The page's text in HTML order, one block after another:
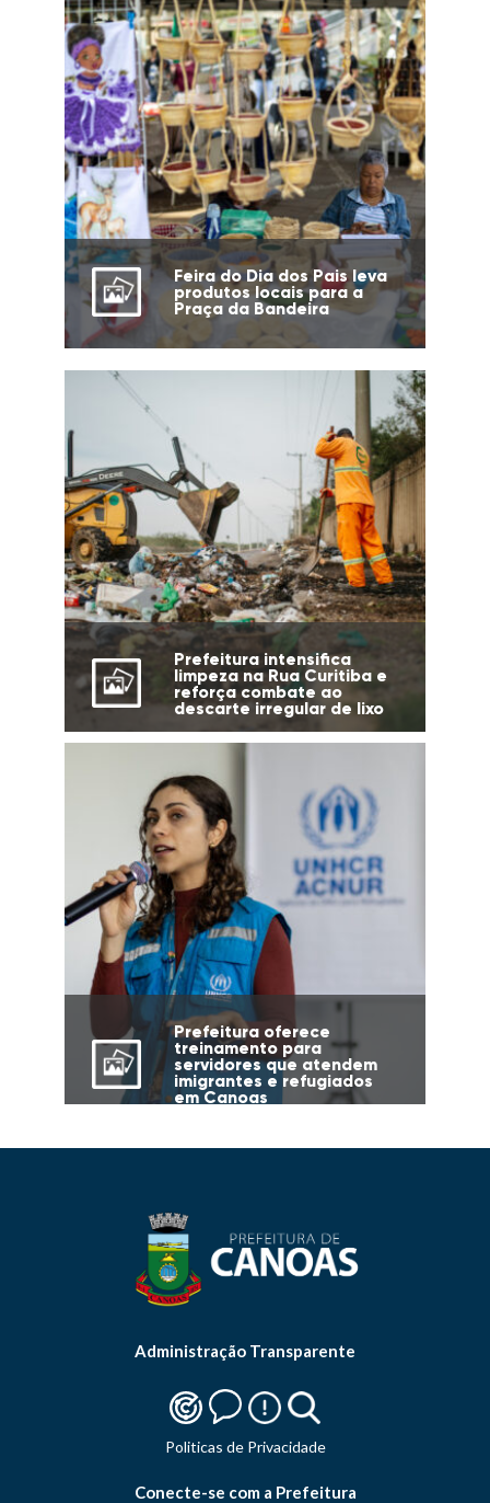
Feira do Dia dos Pais leva
produtos locais para a
Praça da Bandeira
Prefeitura intensifica
limpeza na Rua Curitiba e
reforça combate ao
descarte irregular de lixo
Prefeitura oferece
treinamento para
servidores que atendem
imigrantes e refugiados
em Canoas
Administração Transparente
Politicas de Privacidade
Conecte-se com a Prefeitura